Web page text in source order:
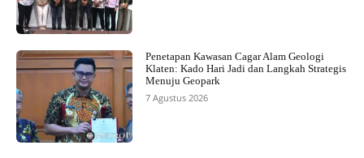
Penetapan Kawasan Cagar Alam Geologi
Klaten: Kado Hari Jadi dan Langkah Strategis
Menuju Geopark
7 Agustus 2026